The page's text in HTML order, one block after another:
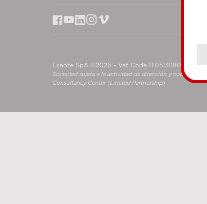
Esaote SpA ©2026 - Vat Code IT05131180969
Sociedad sujeta a la actividad de dirección y
Consultancy Center (Limited Partnership)